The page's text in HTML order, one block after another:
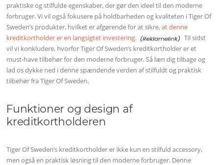
praktiske og stilfulde egenskaber, der gør den ideel til den moderne
forbruger. Vi vil også fokusere på holdbarheden og kvaliteten i Tiger Of
Sweden’s produkter, hvilket er afgørende for at sikre,at denne
kreditkortholder er en langsigtet investering.
Til sidst
vil vi konkludere, hvorfor Tiger Of Sweden’s kreditkortholder er et
must-have tilbehør for den moderne forbruger. Så læn dig tilbage og
lad os dykke ned i denne spændende verden af stilfuldt og praktisk
tilbehør fra Tiger Of Sweden.
Funktioner og design af
kreditkortholderen
Tiger Of Sweden’s kreditkortholder er ikke kun en stilfuld accessory,
men også en praktisk løsning til den moderne forbruger. Denne